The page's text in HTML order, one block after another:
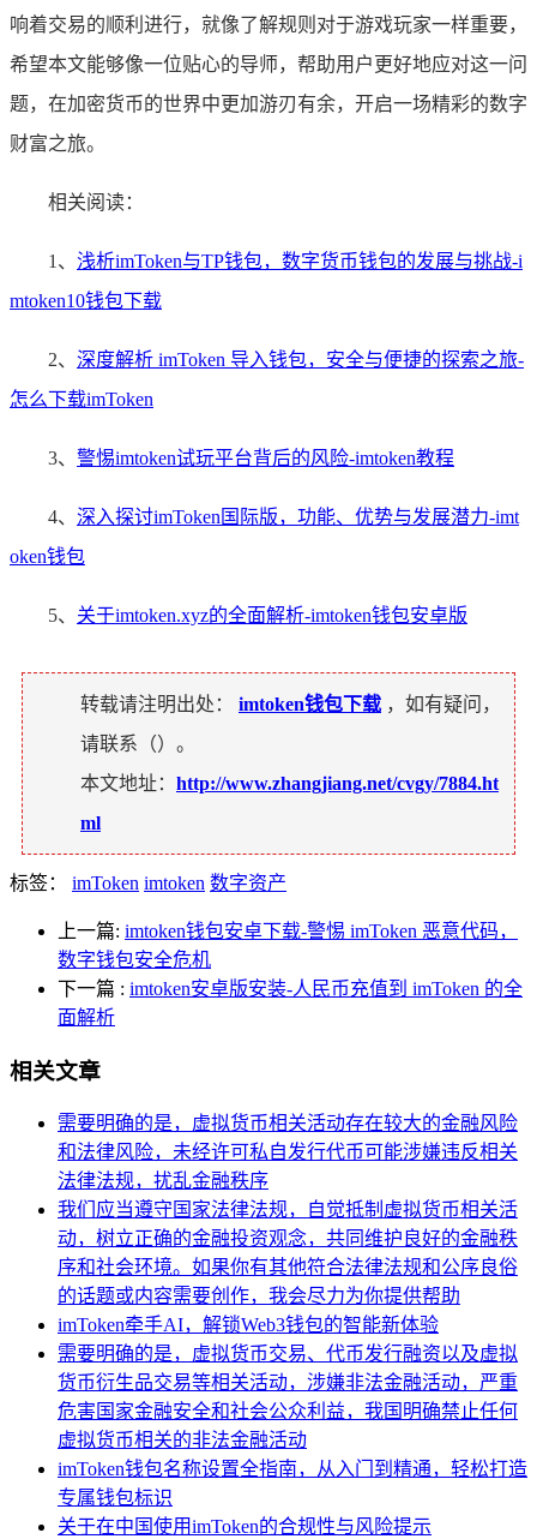
响着交易的顺利进行，就像了解规则对于游戏玩家一样重要，
希望本文能够像一位贴心的导师，帮助用户更好地应对这一问
题，在加密货币的世界中更加游刃有余，开启一场精彩的数字
财富之旅。
相关阅读：
1、 浅析imToken与TP钱包，数字货币钱包的发展与挑战-i
mtoken10钱包下载
2、 深度解析 imToken 导入钱包，安全与便捷的探索之旅-
怎么下载imToken
3、 警惕imtoken试玩平台背后的风险-imtoken教程
4、 深入探讨imToken国际版，功能、优势与发展潜力-imt
oken钱包
5、 关于imtoken.xyz的全面解析-imtoken钱包安卓版
转载请注明出处： imtoken钱包下载 ，如有疑问，
请联系（）。
本文地址： http://www.zhangjiang.net/cvgy/7884.ht
ml
标签： imToken imtoken 数字资产
上一篇: imtoken钱包安卓下载-警惕 imToken 恶意代码，
数字钱包安全危机
下一篇 : imtoken安卓版安装-人民币充值到 imToken 的全
面解析
相关文章
需要明确的是，虚拟货币相关活动存在较大的金融风险
和法律风险，未经许可私自发行代币可能涉嫌违反相关
法律法规，扰乱金融秩序
我们应当遵守国家法律法规，自觉抵制虚拟货币相关活
动，树立正确的金融投资观念，共同维护良好的金融秩
序和社会环境。如果你有其他符合法律法规和公序良俗
的话题或内容需要创作，我会尽力为你提供帮助
imToken牵手AI，解锁Web3钱包的智能新体验
需要明确的是，虚拟货币交易、代币发行融资以及虚拟
货币衍生品交易等相关活动，涉嫌非法金融活动，严重
危害国家金融安全和社会公众利益，我国明确禁止任何
虚拟货币相关的非法金融活动
imToken钱包名称设置全指南，从入门到精通，轻松打造
专属钱包标识
关于在中国使用imToken的合规性与风险提示